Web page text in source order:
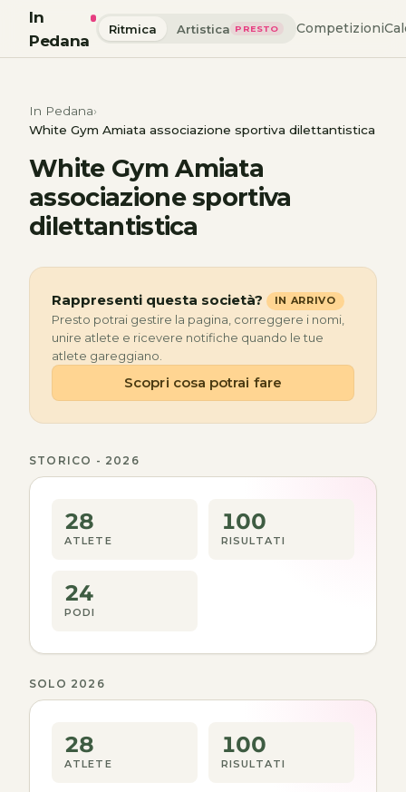
In
Pedana
Ritmica Artistica PRESTO Competizioni
In Pedana
White Gym Amiata associazione sportiva dilettantistica
White Gym Amiata
associazione sportiva
dilettantistica
Rappresenti questa società? IN ARRIVO
Presto potrai gestire la pagina, correggere i nomi,
unire atlete e ricevere notifiche quando le tue
atlete gareggiano.
Scopri cosa potrai fare
STORICO - 2026
28
ATLETE
100
RISULTATI
24
PODI
SOLO 2026
28
ATLETE
100
RISULTATI